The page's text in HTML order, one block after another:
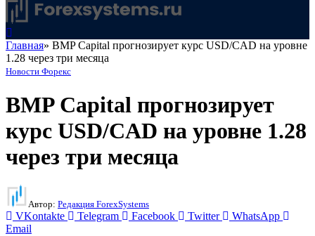
Главная» BMP Capital прогнозирует курс USD/CAD на уровне
1.28 через три месяца
Новости Форекс
BMP Capital прогнозирует
курс USD/CAD на уровне 1.28
через три месяца
Автор: Редакция ForexSystems
VKontakte Telegram Facebook Twitter
WhatsApp
Email